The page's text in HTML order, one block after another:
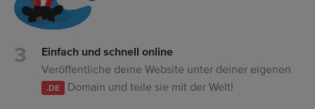
Einfach und schnell online
Veröffentliche deine Website unter deiner eigenen
.DE Domain und teile sie mit der Welt!